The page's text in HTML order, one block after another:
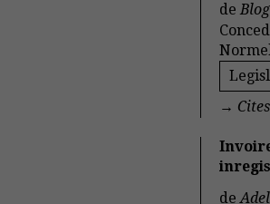
de
→
de